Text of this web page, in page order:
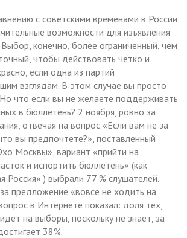
с советскими временами в России
возможности для изъявления
конечно, более ограниченный, чем
чтобы действовать четко и
если одна из партий
взглядам. В этом случае вы просто
Но что если вы не желаете поддерживать
в бюллетень? 2 ноября, ровно за
отвечая на вопрос «Если вам не за
вы предпочтете?», поставленный
Москвы», вариант «прийти на
и испортить бюллетень» (как
Россия» ) выбрали 77 % слушателей.
предложение «вовсе не ходить на
в Интернете показал: доля тех,
на выборы, поскольку не знает, за
38%.